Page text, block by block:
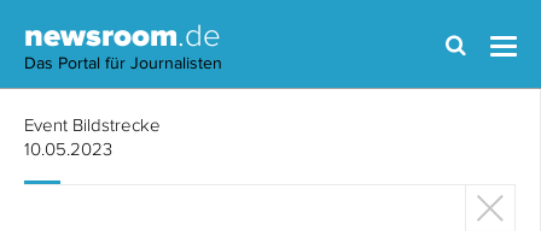
newsroom.de
Das Portal für Journalisten
Event Bildstrecke
10.05.2023